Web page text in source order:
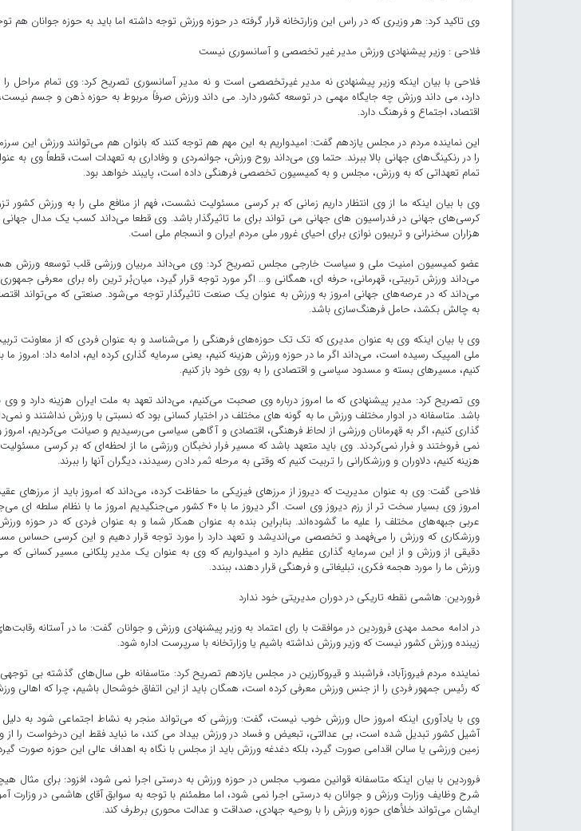
وی تاکید کرد: هر وزیری که در راس این وزارتخانه قرار گرفته در حوزه ورزش توجه داشته اما باید به حوزه جوانان هم
فلاحی : وزیر پیشنهادی ورزش مدیر غیر تخصصی و آسانسوری نیست
فلاحی با بیان اینکه وزیر پیشنهادی نه مدیر غیرتخصصی است و نه مدیر آسانسوری تصریح کرد: وی تمام مراحل
دارد، می داند ورزش چه جایگاه مهمی در توسعه کشور دارد. می داند ورزش صرفاً مربوط به حوزه ذهن و جسم
اقتصاد، اجتماع و فرهنگ دارد.
این نماینده مردم در مجلس یازدهم گفت: امیدواریم به این مهم هم توجه کنند که بانوان هم می‌توانند ورزش این
را در رنکینگ‌های جهانی بالا ببرند. حتما وی می‌داند روح ورزش، جوانمردی و وفاداری به تعهدات است، قطعاً وی به
تمام تعهداتی که به ورزش، مجلس و به کمیسیون تخصصی فرهنگی داده است، پایبند خواهد بود.
وی با بیان اینکه ما از وی انتظار داریم زمانی که بر کرسی مسئولیت نشست، فهم از منافع ملی را به ورزش کشور
کرسی‌های جهانی در فدراسیون های جهانی می تواند برای ما تاثیرگذار باشد. وی قطعا می‌داند کسب یک مدال جهانی
هزاران سخنرانی و تریبون نوازی برای احیای غرور ملی مردم ایران و انسجام ملی است.
عضو کمیسیون امنیت ملی و سیاست خارجی مجلس تصریح کرد: وی می‌داند مربیان ورزشی قلب توسعه ورزش
می‌داند ورزش تربیتی، قهرمانی، حرفه ای، همگانی و... اگر مورد توجه قرار گیرد، میان‌بُر ترین راه برای معرفی
می‌داند که در عرصه‌های جهانی امروز به ورزش به عنوان یک صنعت تاثیرگذار توجه می‌شود. صنعتی که می‌تواند
به چالش بکشد، حامل فرهنگ‌سازی باشد.
وی با بیان اینکه وی به عنوان مدیری که تک تک حوزه‌های فرهنگی را می‌شناسد و به عنوان فردی که از معاونت تربیت
ملی المپیک رسیده است، می‌داند اگر ما در حوزه ورزش هزینه کنیم، یعنی سرمایه گذاری کرده ایم، ادامه داد: امروز
کنیم، مسیرهای بسته و مسدود سیاسی و اقتصادی را به روی خود باز کنیم.
وی تصریح کرد: مدیر پیشنهادی که ما امروز درباره وی صحبت می‌کنیم، می‌داند تعهد به ملت ایران هزینه دارد و وی
باشد. متاسفانه در ادوار مختلف ورزش ما به گونه های مختلف در اختیار کسانی بود که نسبتی با ورزش نداشتند و
گذاری کنیم، اگر به قهرمانان ورزشی از لحاظ فرهنگی، اقتصادی و آگاهی سیاسی می‌رسیدیم و صیانت می‌کردیم، امروز
نمی فروختند و فرار نمی‌کردند. وی باید متعهد باشد که مسیر فرار نخبگان ورزشی ما از لحظه‌ای که بر کرسی
هزینه کنیم، دلاوران و ورزشکارانی را تربیت کنیم که وقتی به مرحله ثمر دادن رسیدند، دیگران آنها را ببرند.
فلاحی گفت: وی به عنوان مدیریت که دیروز از مرزهای فیزیکی ما حفاظت کرده، می‌داند که امروز باید از مرزهای
امروز وی بسیار سخت تر از رزم دیروز وی است. اگر دیروز ما با ۴۰ کشور می‌جنگیدیم
عربی جبهه‌های مختلف را علیه ما گشوده‌اند. بنابراین بنده به عنوان همکار شما و به عنوان فردی که در حوزه
ورزشکاری که ورزش را می‌فهمد و تخصصی می‌اندیشد و تعهد دارد را مورد توجه قرار دهیم و این کرسی حساس
دقیقی از ورزش و از این سرمایه گذاری عظیم دارد و امیدواریم که وی به عنوان یک مدیر پلکانی مسیر کسانی که
ورزش ما را مورد هجمه فکری، تبلیغاتی و فرهنگی قرار دهند، ببندد.
فروردین: هاشمی نقطه تاریکی در دوران مدیریتی خود ندارد
در ادامه محمد مهدی فروردین در موافقت با رای اعتماد به وزیر پیشنهادی ورزش و جوانان گفت: ما در آستانه
زیبنده ورزش کشور نیست که وزیر ورزش نداشته باشیم یا وزارتخانه با سرپرست اداره شود.
نماینده مردم فیروزآباد، فراشبند و قیروکارزین در مجلس یازدهم تصریح کرد: متاسفانه طی سال‌های گذشته بی
که رئیس جمهور فردی را از جنس ورزش معرفی کرده است، همگان باید از این اتفاق خوشحال باشیم، چرا که اهالی
وی با یادآوری اینکه امروز حال ورزش خوب نیست، گفت: ورزشی که می‌تواند منجر به نشاط اجتماعی شود به
آشیل کشور تبدیل شده است، بی عدالتی، تبعیض و فساد در ورزش بیداد می کند، ما نباید فقط این درخواست را از
زمین ورزشی یا سالن اقدامی صورت گیرد، بلکه دغدغه ورزش باید از مجلس با نگاه به اهداف عالی این حوزه صورت
فروردین با بیان اینکه متاسفانه قوانین مصوب مجلس در حوزه ورزش به درستی اجرا نمی شود، افزود: برای مثال
شرح وظایف وزارت ورزش و جوانان به درستی اجرا نمی شود، اما مطمئنم با توجه به سوابق آقای هاشمی در وزارت
ایشان می‌تواند خلأهای حوزه ورزش را با روحیه جهادی، صداقت و عدالت محوری برطرف کند.